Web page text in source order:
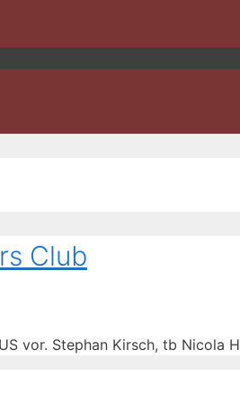
Club
vor. Stephan Kirsch, tb